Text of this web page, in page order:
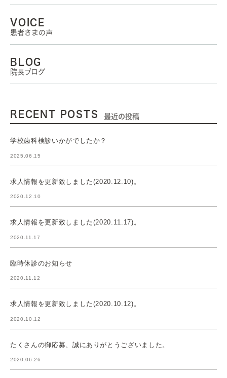
VOICE
患者さまの声
BLOG
院長ブログ
RECENT POSTS 最近の投稿
学校歯科検診いかがでしたか？
2025.06.15
求人情報を更新致しました(2020.12.10)。
2020.12.10
求人情報を更新致しました(2020.11.17)。
2020.11.17
臨時休診のお知らせ
2020.11.12
求人情報を更新致しました(2020.10.12)。
2020.10.12
たくさんの御応募、誠にありがとうございました。
2020.06.26